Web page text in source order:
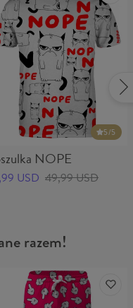
5/5
NOPE
USD 49,99 USD
razem!